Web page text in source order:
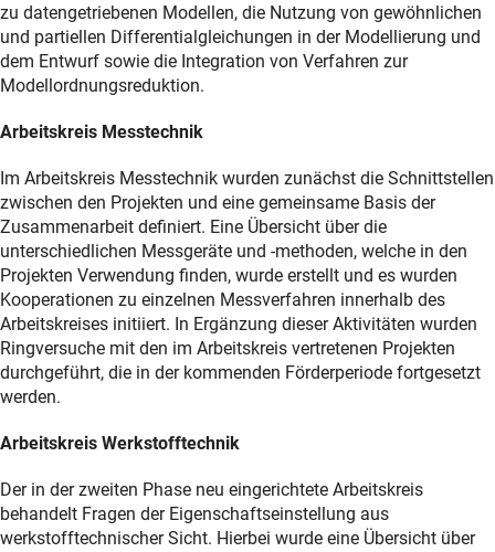
zu datengetriebenen Modellen, die Nutzung von gewöhnlichen
und partiellen Differentialgleichungen in der Modellierung und
dem Entwurf sowie die Integration von Verfahren zur
Modellordnungsreduktion.
Arbeitskreis Messtechnik
Im Arbeitskreis Messtechnik wurden zunächst die Schnittstellen
zwischen den Projekten und eine gemeinsame Basis der
Zusammenarbeit definiert. Eine Übersicht über die
unterschiedlichen Messgeräte und -methoden, welche in den
Projekten Verwendung finden, wurde erstellt und es wurden
Kooperationen zu einzelnen Messverfahren innerhalb des
Arbeitskreises initiiert. In Ergänzung dieser Aktivitäten wurden
Ringversuche mit den im Arbeitskreis vertretenen Projekten
durchgeführt, die in der kommenden Förderperiode fortgesetzt
werden.
Arbeitskreis Werkstofftechnik
Der in der zweiten Phase neu eingerichtete Arbeitskreis
behandelt Fragen der Eigenschaftseinstellung aus
werkstofftechnischer Sicht. Hierbei wurde eine Übersicht über